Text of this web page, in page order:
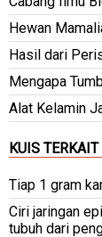
Hewan
Hasil dari
Mengapa
Alat Kelamin
KUIS TERKAIT
Tiap 1 gram
Ciri jaringan
tubuh dari